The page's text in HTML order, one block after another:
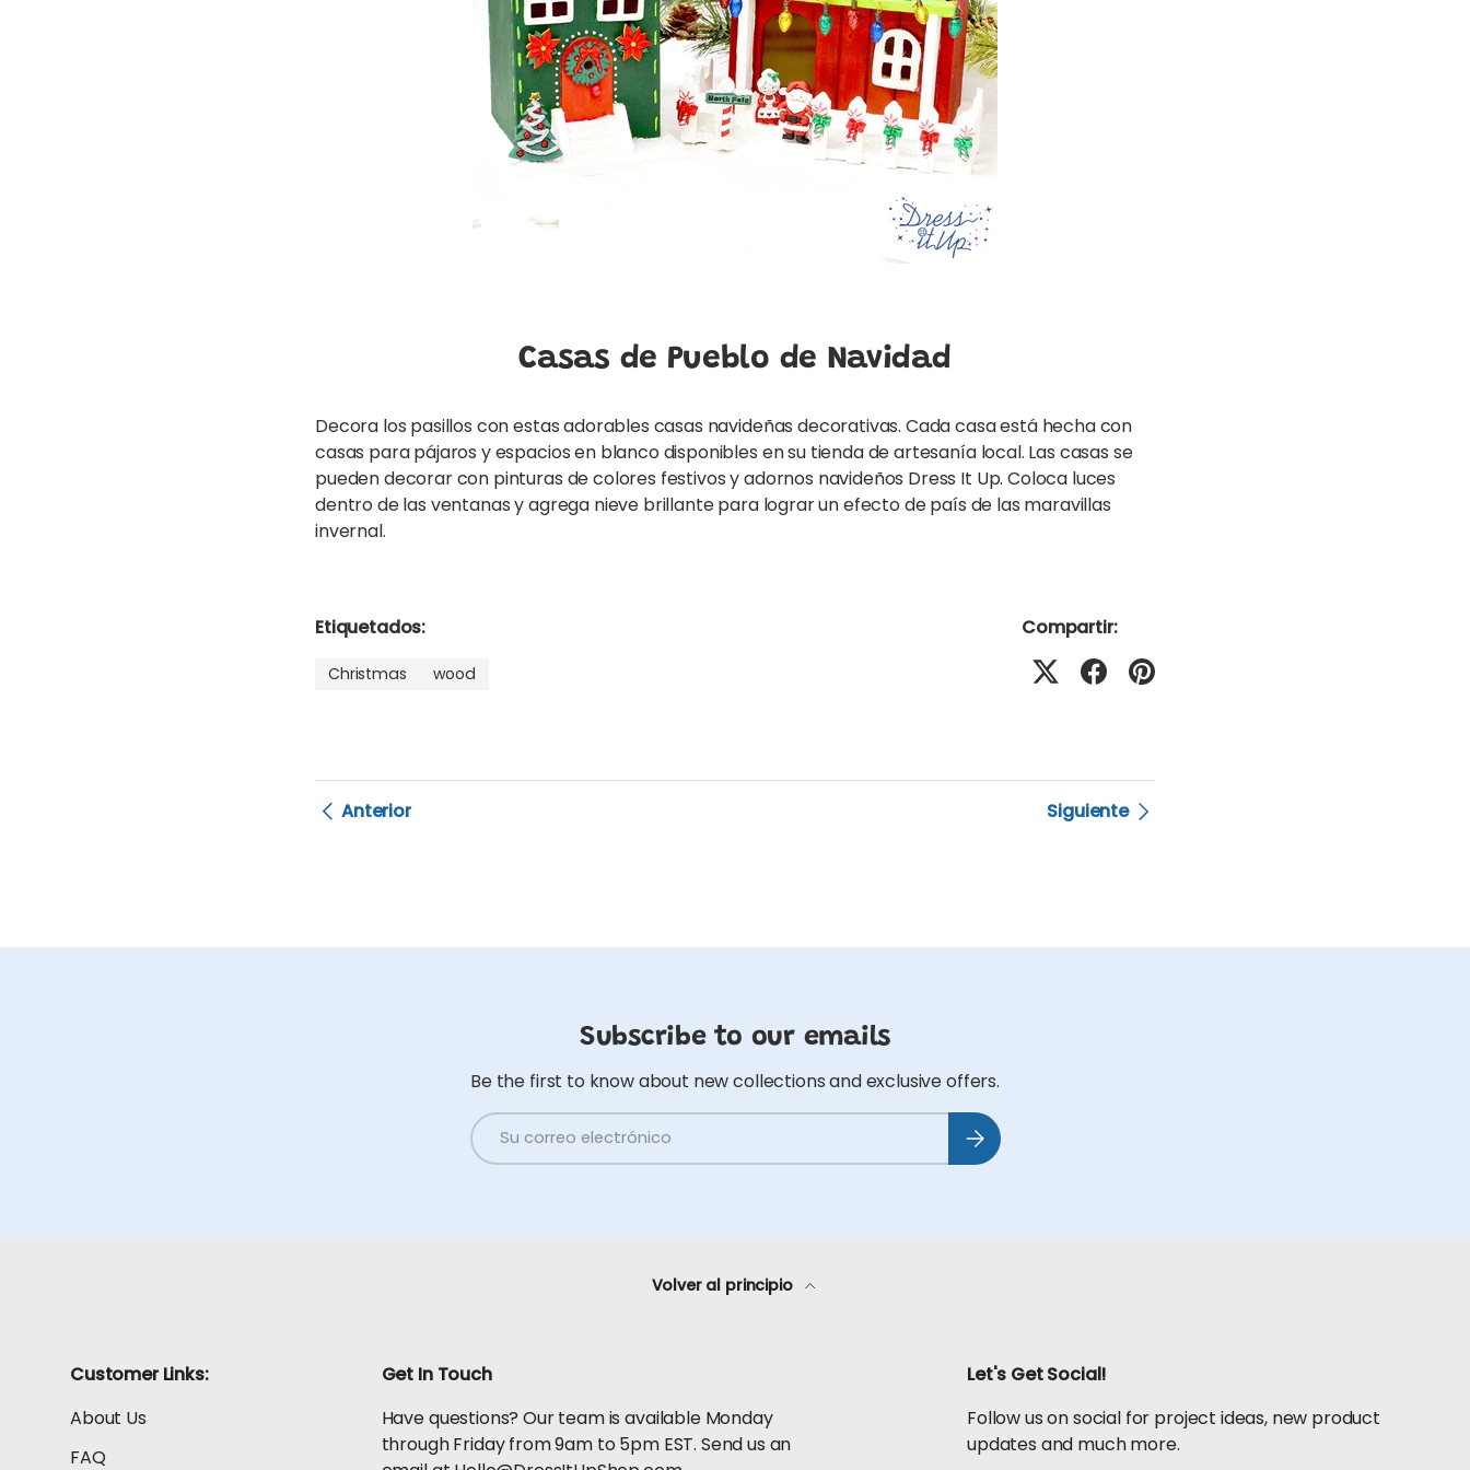
Casas de Pueblo de Navidad
Decora los pasillos con estas adorables casas navideñas decorativas. Cada casa está hecha con
casas para pájaros y espacios en blanco disponibles en su tienda de artesanía local. Las casas se
pueden decorar con pinturas de colores festivos y adornos navideños Dress It Up. Coloca luces
dentro de las ventanas y agrega nieve brillante para lograr un efecto de país de las maravillas
invernal.
Etiquetados:
Christmas wood
Compartir:
Anterior Siguiente
Subscribe to our emails
Be the first to know about new collections and exclusive offers.
Correo electrónico Suscribirse
Volver al principio
Customer Links:
About Us
FAQ
Get In Touch
Have questions? Our team is available Monday
through Friday from 9am to 5pm EST. Send us an
Let's Get Social!
Follow us on social for project ideas, new product
updates and much more.